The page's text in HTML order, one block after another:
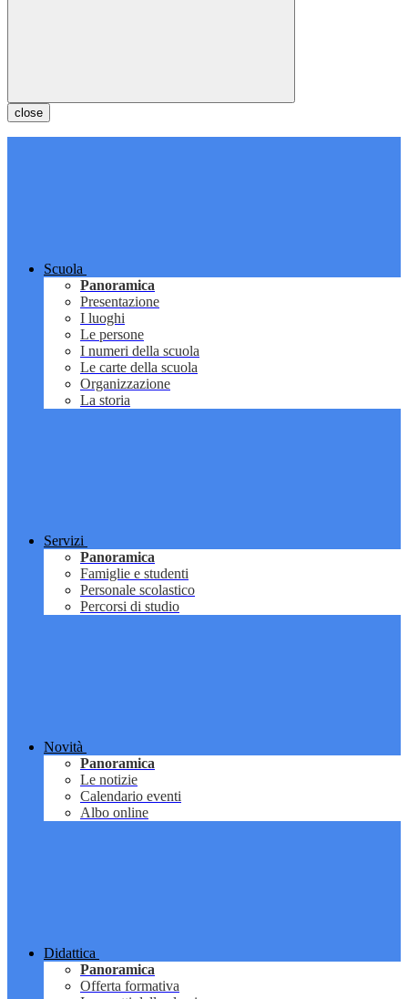
close
Scuola
Panoramica
Presentazione
I luoghi
Le persone
I numeri della scuola
Le carte della scuola
Organizzazione
La storia
Servizi
Panoramica
Famiglie e studenti
Personale scolastico
Percorsi di studio
Novità
Panoramica
Le notizie
Calendario eventi
Albo online
Didattica
Panoramica
Offerta formativa